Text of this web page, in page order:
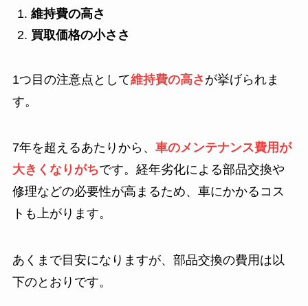
維持費の高さ
買取価格の小ささ
1つ目の注意点として維持費の高さ が挙げられま
す。
7年を超えるあたりから、 車のメンテナンス費用が
大きくなりがちです。経年劣化による部品交換や
修理などの必要性が高まるため、車にかかるコス
トも上がります。
あくまで目安になりますが、部品交換の費用は以
下のとおりです。